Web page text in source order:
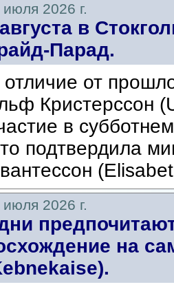
июля 2026 г.
в
Парад.
от
Кристерссон
в
подтвердила
июля 2026 г.
на